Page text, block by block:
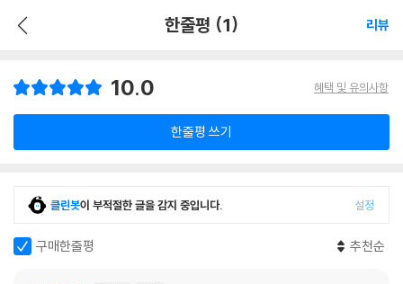
한줄평 (1) 리뷰
10.0 혜택 및 유의사항
한줄평 쓰기
클린봇이 부적절한 글을 감지 중입니다. 설정
구매한줄평 추천순